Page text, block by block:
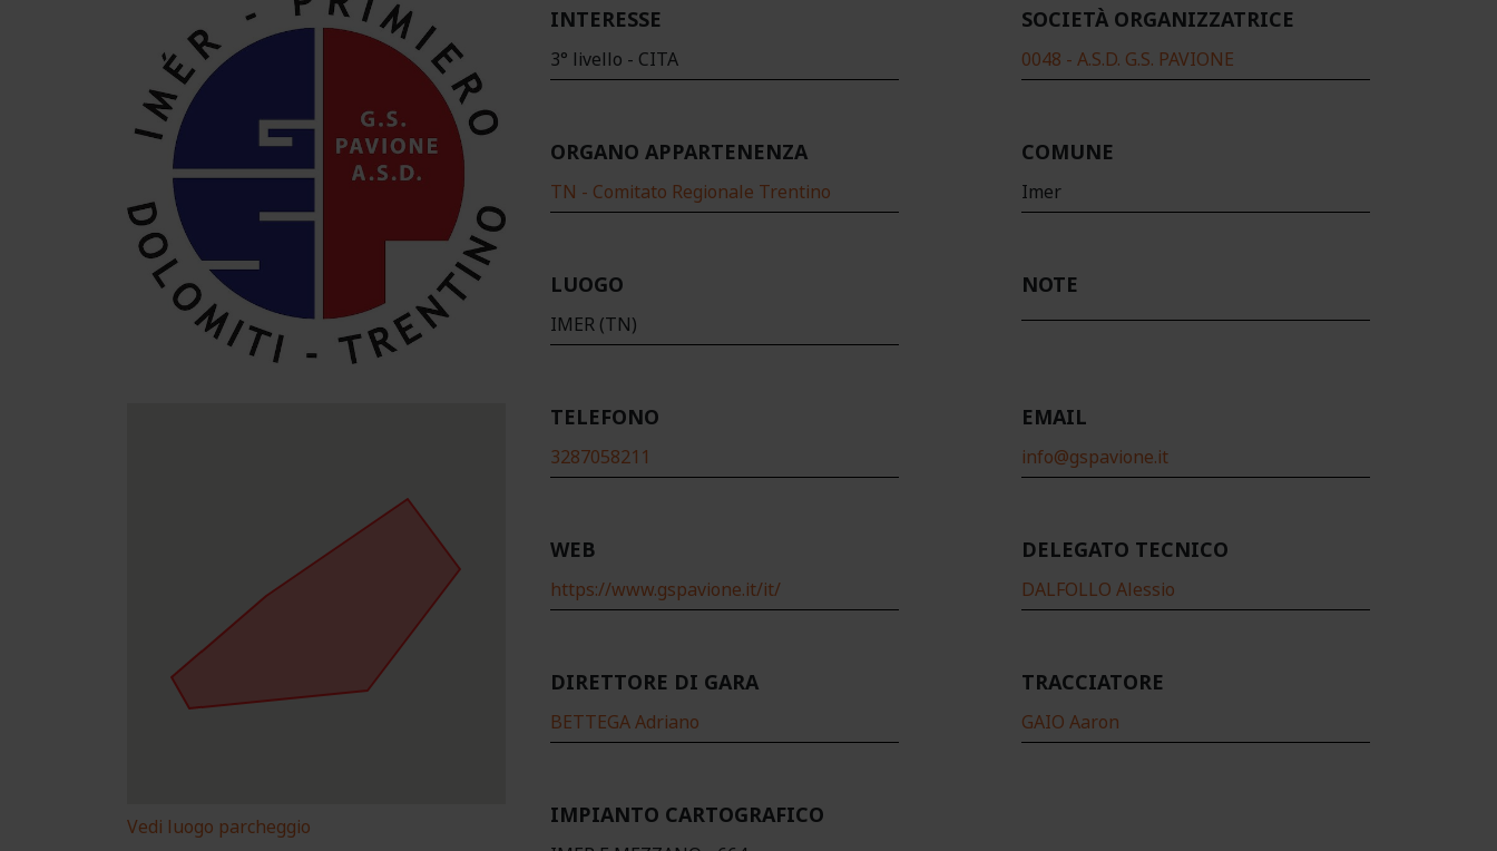
Vedi luogo parcheggio
INTERESSE
3° livello - CITA
SOCIETÀ ORGANIZZATRICE
0048 - A.S.D. G.S. PAVIONE
ORGANO APPARTENENZA
TN - Comitato Regionale Trentino
COMUNE
Imer
LUOGO
IMER (TN)
NOTE
TELEFONO
3287058211
EMAIL
info@gspavione.it
WEB
https://www.gspavione.it/it/
DELEGATO TECNICO
DALFOLLO Alessio
DIRETTORE DI GARA
BETTEGA Adriano
TRACCIATORE
GAIO Aaron
IMPIANTO CARTOGRAFICO